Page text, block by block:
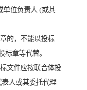
单位负责人 (或其
的，不能以投标
标章等代替。
文件应按联合体投
人或其委托代理